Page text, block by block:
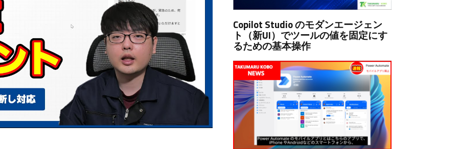
Copilot Studio のモダンエージェン
ト（新UI）でツールの値を固定にす
るための基本操作